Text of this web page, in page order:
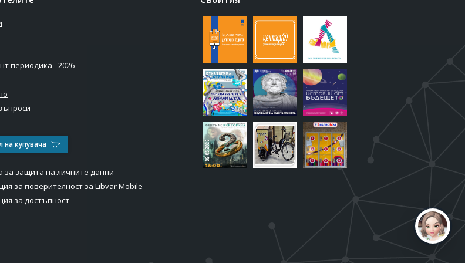
периодика - 2026
на купувача
за защита на личните данни
за поверителност за Libvar Mobile
за достъпност